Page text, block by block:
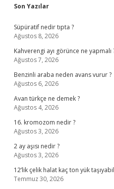
Sidebar
Son Yazılar
Süpüratif nedir tıpta ?
Ağustos 8, 2026
Kahverengi ayı görünce ne yapmalı
Ağustos 7, 2026
Benzinli araba neden avans vurur ?
Ağustos 6, 2026
Avan türkçe ne demek ?
Ağustos 4, 2026
16. kromozom nedir ?
Ağustos 3, 2026
2 ay aşısı nedir ?
Ağustos 3, 2026
12’lik çelik halat kaç ton yük
Temmuz 30, 2026